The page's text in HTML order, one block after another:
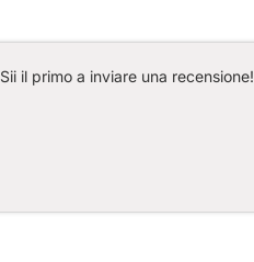
il primo a inviare una recensione!